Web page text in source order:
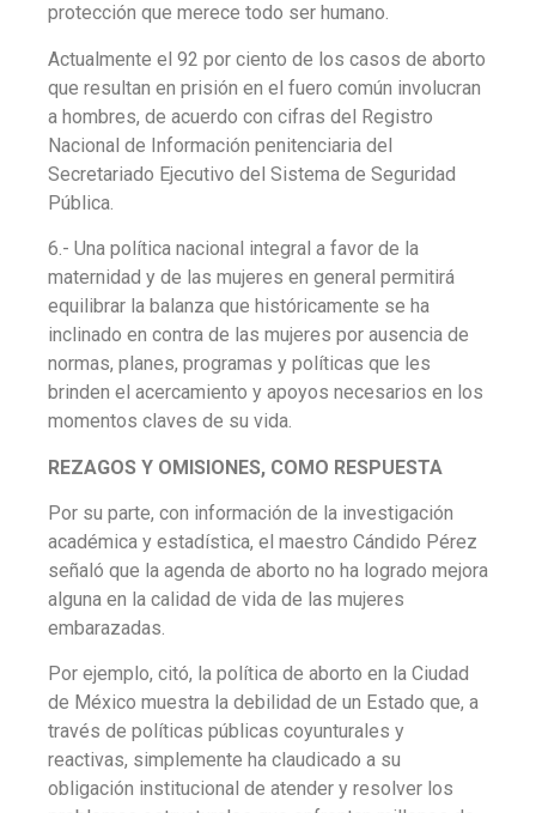
protección que merece todo ser humano.
Actualmente el 92 por ciento de los casos de aborto
que resultan en prisión en el fuero común involucran
a hombres, de acuerdo con cifras del Registro
Nacional de Información penitenciaria del
Secretariado Ejecutivo del Sistema de Seguridad
Pública.
6.- Una política nacional integral a favor de la
maternidad y de las mujeres en general permitirá
equilibrar la balanza que históricamente se ha
inclinado en contra de las mujeres por ausencia de
normas, planes, programas y políticas que les
brinden el acercamiento y apoyos necesarios en los
momentos claves de su vida.
REZAGOS Y OMISIONES, COMO RESPUESTA
Por su parte, con información de la investigación
académica y estadística, el maestro Cándido Pérez
señaló que la agenda de aborto no ha logrado mejora
alguna en la calidad de vida de las mujeres
embarazadas.
Por ejemplo, citó, la política de aborto en la Ciudad
de México muestra la debilidad de un Estado que, a
través de políticas públicas coyunturales y
reactivas, simplemente ha claudicado a su
obligación institucional de atender y resolver los